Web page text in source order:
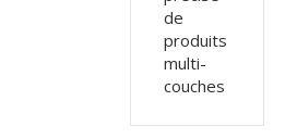
de
produits
multi-
couches